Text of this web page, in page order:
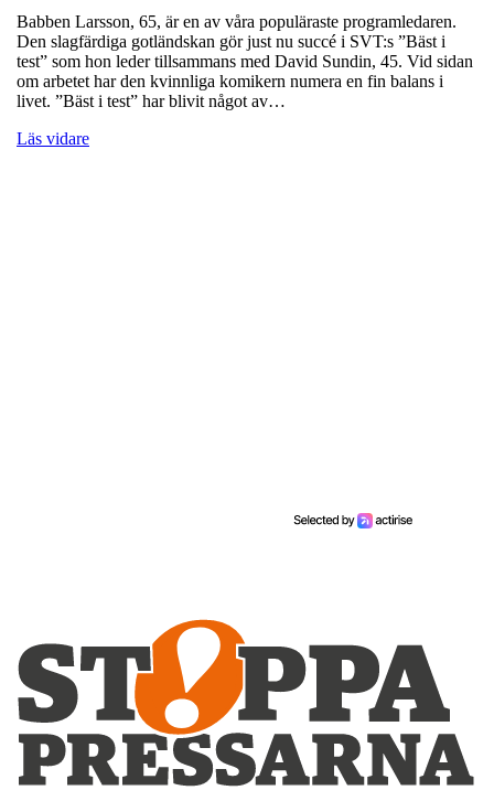
Babben Larsson, 65, är en av våra populäraste programledaren.
Den slagfärdiga gotländskan gör just nu succé i SVT:s ”Bäst i
test” som hon leder tillsammans med David Sundin, 45. Vid sidan
om arbetet har den kvinnliga komikern numera en fin balans i
livet. ”Bäst i test” har blivit något av…
Läs vidare